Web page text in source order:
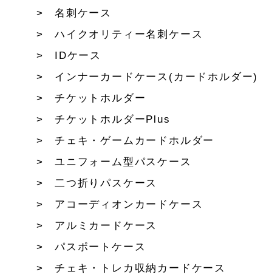
名刺ケース
ハイクオリティー名刺ケース
IDケース
インナーカードケース(カードホルダー)
チケットホルダー
チケットホルダーPlus
チェキ・ゲームカードホルダー
ユニフォーム型パスケース
二つ折りパスケース
アコーディオンカードケース
アルミカードケース
パスポートケース
チェキ・トレカ収納カードケース